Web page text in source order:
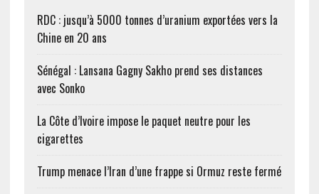
RDC : jusqu’à 5000 tonnes d’uranium exportées vers la
Chine en 20 ans
Sénégal : Lansana Gagny Sakho prend ses distances
avec Sonko
La Côte d’Ivoire impose le paquet neutre pour les
cigarettes
Trump menace l’Iran d’une frappe si Ormuz reste fermé